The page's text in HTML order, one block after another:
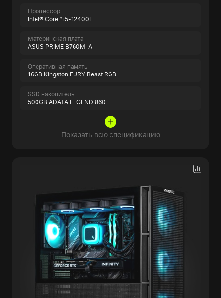
Процессор
Intel® Core™ i5-12400F
Материнская плата
ASUS PRIME B760M-A
Оперативная память
16GB Kingston FURY Beast RGB
SSD накопитель
500GB ADATA LEGEND 860
Показать всю спецификацию